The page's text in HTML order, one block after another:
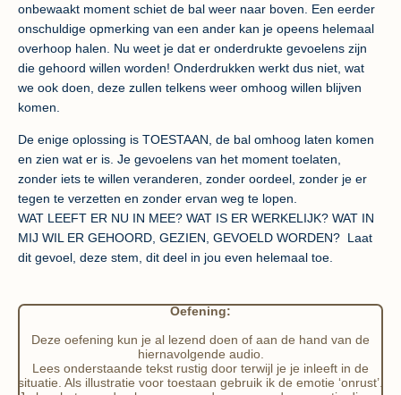
onbewaakt moment schiet de bal weer naar boven. Een eerder
onschuldige opmerking van een ander kan je opeens helemaal
overhoop halen. Nu weet je dat er onderdrukte gevoelens zijn
die gehoord willen worden! Onderdrukken werkt dus niet, wat
we ook doen, deze zullen telkens weer omhoog willen blijven
komen.
De enige oplossing is TOESTAAN, de bal omhoog laten komen
en zien wat er is. Je gevoelens van het moment toelaten,
zonder iets te willen veranderen, zonder oordeel, zonder je er
tegen te verzetten en zonder ervan weg te lopen.
WAT LEEFT ER NU IN MEE? WAT IS ER WERKELIJK? WAT IN
MIJ WIL ER GEHOORD, GEZIEN, GEVOELD WORDEN? Laat
dit gevoel, deze stem, dit deel in jou even helemaal toe.
Oefening:
Deze oefening kun je al lezend doen of aan de hand van de
hiernavolgende audio.
Lees onderstaande tekst rustig door terwijl je je inleeft in de
situatie. Als illustratie voor toestaan gebruik ik de emotie ‘onrust’.